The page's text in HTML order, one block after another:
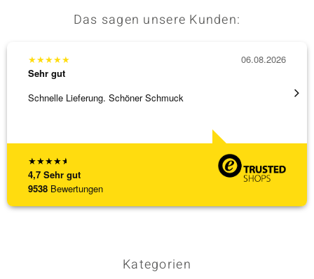
Das sagen unsere Kunden:
★★★★★
4,7 Sehr gut
9538 Bewertungen
★★★★★
Sehr gut
Schnelle Lieferung. Schöner Schmuck
06.08.2026
Kategorien